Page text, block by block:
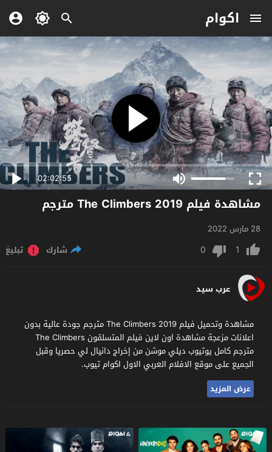
اكوام
02:02:55
مشاهدة فيلم The Climbers 2019 مترجم
28 مارس 2022
1
0 شارك تبليغ
عرب سيد
مشاهدة وتحميل فيلم The Climbers 2019 مترجم جودة عالية بدون
اعلانات مزعجة مشاهدة اون لاين فيلم المتسلقون The Climbers
مترجم كامل يوتيوب ديلي موشن من إخراج دانيال لي حصريا وقبل
الجميع على موقع الافلام العربي الاول اكوام تيوب.
عرض المزيد